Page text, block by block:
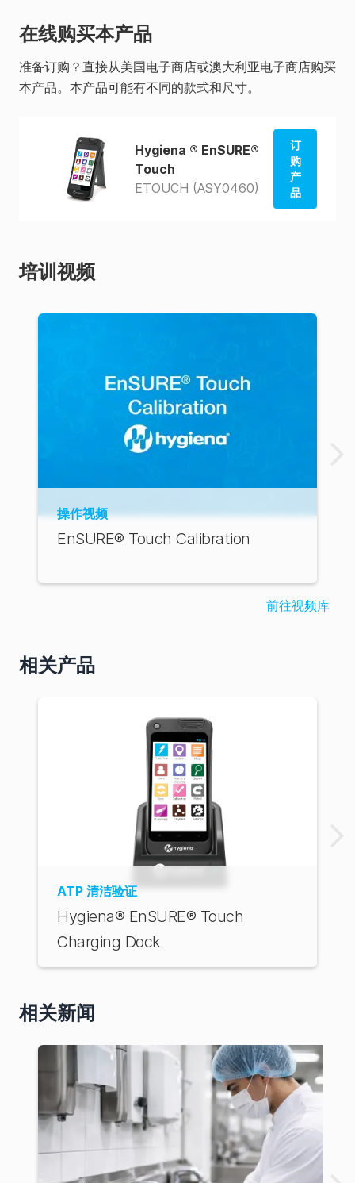
在线购买本产品
准备订购？直接从美国电子商店或澳大利亚电子商店购买
本产品。本产品可能有不同的款式和尺寸。
Hygiena ® EnSURE®
Touch
ETOUCH (ASY0460)
订
购
产
品
店订购
培训视频
操作视频
EnSURE® Touch Calibration
前往视频库
相关产品
ATP 清洁验证
Hygiena® EnSURE® Touch
Charging Dock
相关新闻